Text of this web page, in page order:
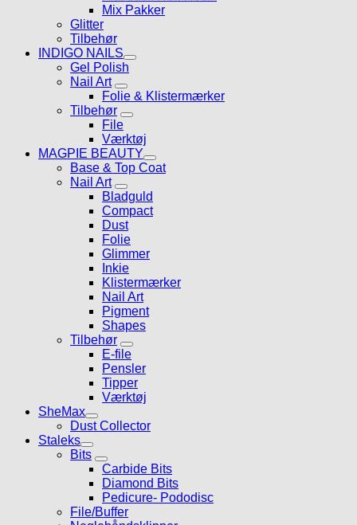
Mix Pakker
Glitter
Tilbehør
INDIGO NAILS
Gel Polish
Nail Art
Folie & Klistermærker
Tilbehør
File
Værktøj
MAGPIE BEAUTY
Base & Top Coat
Nail Art
Bladguld
Compact
Dust
Folie
Glimmer
Inkie
Klistermærker
Nail Art
Pigment
Shapes
Tilbehør
E-file
Pensler
Tipper
Værktøj
SheMax
Dust Collector
Staleks
Bits
Carbide Bits
Diamond Bits
Pedicure- Pododisc
File/Buffer